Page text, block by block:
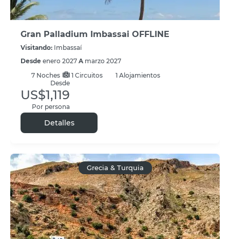
Gran Palladium Imbassai OFFLINE
Visitando: Imbassaí
Desde enero 2027 A marzo 2027
7 Noches 1 Circuitos
1 Alojamientos
Desde
US$1,119
Por persona
Detalles
Grecia & Turquia